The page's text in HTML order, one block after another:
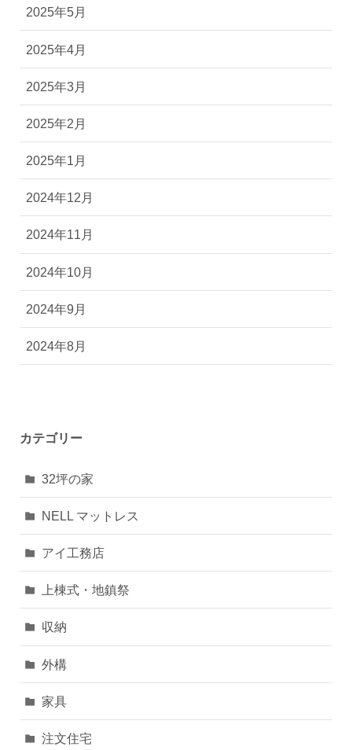
2025年5月
2025年4月
2025年3月
2025年2月
2025年1月
2024年12月
2024年11月
2024年10月
2024年9月
2024年8月
カテゴリー
32坪の家
NELL マットレス
アイ工務店
上棟式・地鎮祭
収納
外構
家具
注文住宅